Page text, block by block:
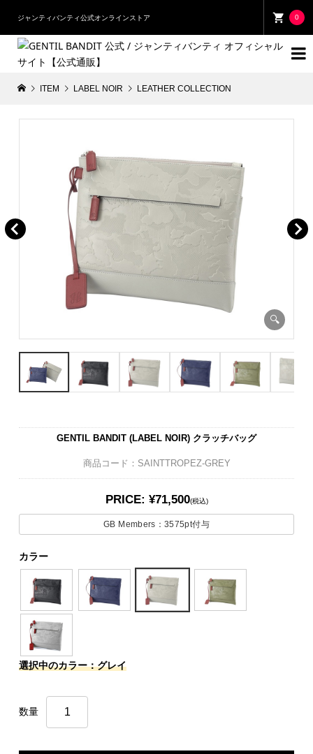
ジャンティバンティ公式オンラインストア 0

ITEM LABEL NOIR LEATHER COLLECTION
GENTIL BANDIT (LABEL NOIR) クラッチバッグ
商品コード：SAINTTROPEZ-GREY
PRICE: ¥71,500(税込)
GB Members：3575pt付与
カラー
選択中のカラー：グレイ
数量